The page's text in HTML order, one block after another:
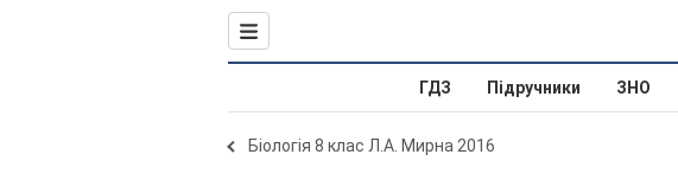
ГДЗ Підручники ЗНО
Біологія 8 клас Л.А. Мирна 2016